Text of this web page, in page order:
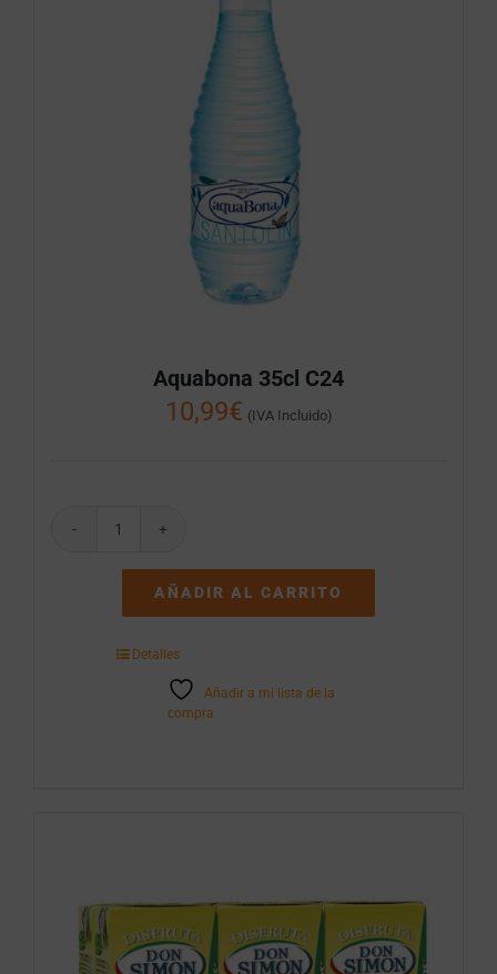
Aquabona 35cl C24
10,99€ (IVA Incluido)
Aquabona
cantidad
AÑADIR AL CARRITO
Detalles
Añadir a mi lista de la
compra